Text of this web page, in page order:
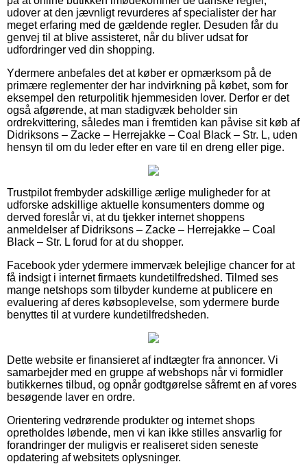
udover at den jævnligt revurderes af specialister der har
meget erfaring med de gældende regler. Desuden får du
genvej til at blive assisteret, når du bliver udsat for
udfordringer ved din shopping.
Ydermere anbefales det at køber er opmærksom på de
primære reglementer der har indvirkning på købet, som for
eksempel den returpolitik hjemmesiden lover. Derfor er det
også afgørende, at man stadigvæk beholder sin
ordrekvittering, således man i fremtiden kan påvise sit køb af
Didriksons – Zacke – Herrejakke – Coal Black – Str. L, uden
hensyn til om du leder efter en vare til en dreng eller pige.
Trustpilot frembyder adskillige ærlige muligheder for at
udforske adskillige aktuelle konsumenters domme og
derved foreslår vi, at du tjekker internet shoppens
anmeldelser af Didriksons – Zacke – Herrejakke – Coal
Black – Str. L forud for at du shopper.
Facebook yder ydermere immervæk belejlige chancer for at
få indsigt i internet firmaets kundetilfredshed. Tilmed ses
mange netshops som tilbyder kunderne at publicere en
evaluering af deres købsoplevelse, som ydermere burde
benyttes til at vurdere kundetilfredsheden.
Dette website er finansieret af indtægter fra annoncer. Vi
samarbejder med en gruppe af webshops når vi formidler
butikkernes tilbud, og opnår godtgørelse såfremt en af vores
besøgende laver en ordre.
Orientering vedrørende produkter og internet shops
opretholdes løbende, men vi kan ikke stilles ansvarlig for
forandringer der muligvis er realiseret siden seneste
opdatering af websitets oplysninger.